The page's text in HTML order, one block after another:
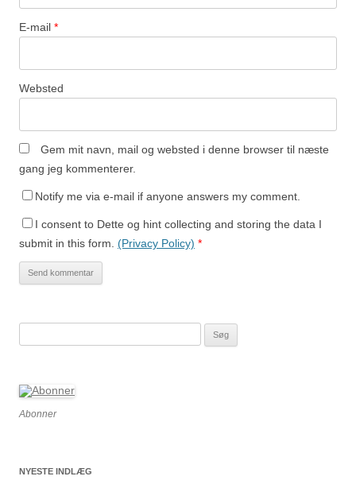
E-mail *
Websted
Gem mit navn, mail og websted i denne browser til næste
gang jeg kommenterer.
Notify me via e-mail if anyone answers my comment.
I consent to Dette og hint collecting and storing the data I
submit in this form. (Privacy Policy) *
Abonner
NYESTE INDLÆG